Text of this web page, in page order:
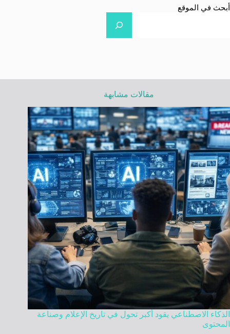
أبحث في الموقع
مقالات مشابهة
الذكاء الاصطناعي يقود أكبر تحول في تاريخ الإعلام وصناعة
المحتوى